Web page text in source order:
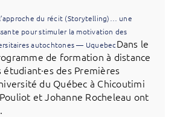
du récit (Storytelling)… une
pour stimuler la motivation des
autochtones — UquebecDans le
de formation à distance
étudiant·es des Premières
du Québec à Chicoutimi
et Johanne Rocheleau ont